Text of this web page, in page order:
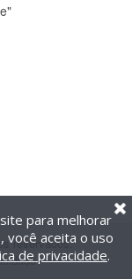
reservados.
para melhorar
você aceita o uso
de privacidade.